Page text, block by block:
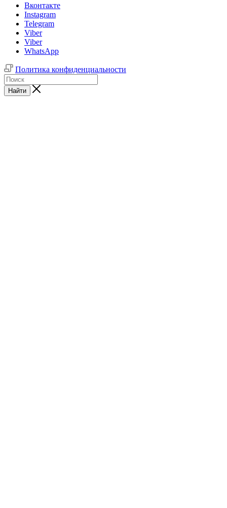
Вконтакте
Instagram
Telegram
Viber
Viber
WhatsApp
Политика конфиденциальности
Найти